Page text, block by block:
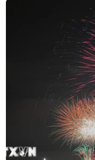
phương, đồng
pháp này
Nếu các thủ tục
việc xây dựng
điều kiện thi
Shizuoka dự
thành, đồng
hoạt động sớm